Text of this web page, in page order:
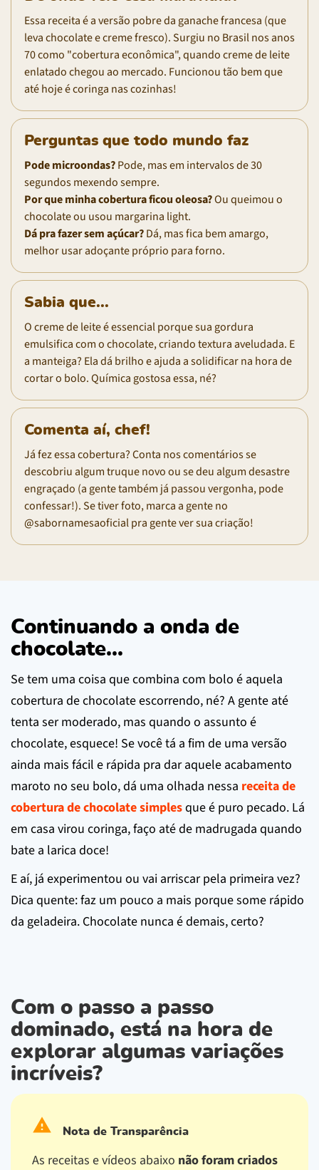
Essa receita é a versão pobre da ganache francesa (que
leva chocolate e creme fresco). Surgiu no Brasil nos anos
70 como "cobertura econômica", quando creme de leite
enlatado chegou ao mercado. Funcionou tão bem que
até hoje é coringa nas cozinhas!
Perguntas que todo mundo faz
Pode microondas?Pode, mas em intervalos de 30
segundos mexendo sempre.
Por que minha cobertura ficou oleosa?Ou queimou o
chocolate ou usou margarina light.
Dá pra fazer sem açúcar?Dá, mas fica bem amargo,
melhor usar adoçante próprio para forno.
Sabia que...
O creme de leite é essencial porque sua gordura
emulsifica com o chocolate, criando textura aveludada. E
a manteiga? Ela dá brilho e ajuda a solidificar na hora de
cortar o bolo. Química gostosa essa, né?
Comenta aí, chef!
Já fez essa cobertura? Conta nos comentários se
descobriu algum truque novo ou se deu algum desastre
engraçado (a gente também já passou vergonha, pode
confessar!). Se tiver foto, marca a gente no
@sabornamesaoficial pra gente ver sua criação!
Continuando a onda de
chocolate...
Se tem uma coisa que combina com bolo é aquela
cobertura de chocolate escorrendo, né? A gente até
tenta ser moderado, mas quando o assunto é
chocolate, esquece! Se você tá a fim de uma versão
ainda mais fácil e rápida pra dar aquele acabamento
maroto no seu bolo, dá uma olhada nessa receita de
cobertura de chocolate simplesque é puro pecado. Lá
em casa virou coringa, faço até de madrugada quando
bate a larica doce!
E aí, já experimentou ou vai arriscar pela primeira vez?
Dica quente: faz um pouco a mais porque some rápido
da geladeira. Chocolate nunca é demais, certo?
Com o passo a passo
dominado, está na hora de
explorar algumas variações
incríveis?
Nota de Transparência
As receitas e vídeos abaixo não foram criados